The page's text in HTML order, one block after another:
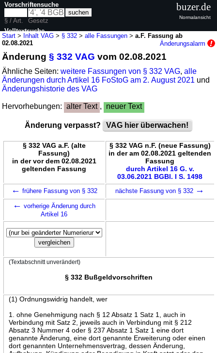
Start > Inhalt VAG > § 332 >alle Fassungen >a.F. Fassung ab
02.08.2021
Änderungsalarm
Änderung§ 332 VAG vom 02.08.2021
Ähnliche Seiten:weitere Fassungen von § 332 VAG,alle
Änderungen durch Artikel 16 FoStoG am 2. August 2021 und
Änderungshistorie des VAG
Hervorhebungen: alter Text , neuer Text
Änderung verpasst? VAG hier überwachen!
§ 332 VAG a.F. (alte
Fassung)
in der vor dem 02.08.2021
geltenden Fassung
§ 332 VAG n.F. (neue Fassung)
in der am 02.08.2021 geltenden
Fassung
durch Artikel 16 G. v.
03.06.2021 BGBl. I S. 1498
← frühere Fassung von § 332 nächste Fassung von § 332 →
← vorherige Änderung durch
Artikel 16
(Textabschnitt unverändert)
§ 332 Bußgeldvorschriften
(1) Ordnungswidrig handelt, wer
1. ohne Genehmigung nach § 12 Absatz 1 Satz 1, auch in
Verbindung mit Satz 2, jeweils auch in Verbindung mit § 212
Absatz 3 Nummer 4 oder § 237 Absatz 1 Satz 1 eine dort
genannte Änderung, eine dort genannte Erweiterung oder einen
dort genannten Unternehmensvertrag, dessen Änderung,
Vorschriftensuche
§ / Art.
Gesetz
Volltextsuche
buzer.de
Normalansicht